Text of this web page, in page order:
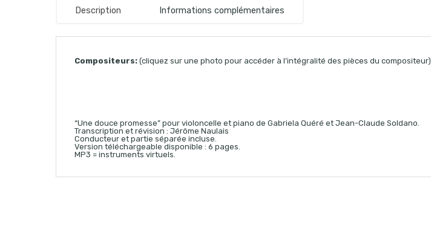
Description Informations complémentaires
Compositeurs: (cliquez sur une photo pour accéder à l’intégralité des pièces du compositeur)
“Une douce promesse” pour violoncelle et piano de Gabriela Quéré et Jean-Claude Soldano.
Transcription et révision : Jérôme Naulais
Conducteur et partie séparée incluse.
Version téléchargeable disponible : 6 pages.
MP3 = instruments virtuels.